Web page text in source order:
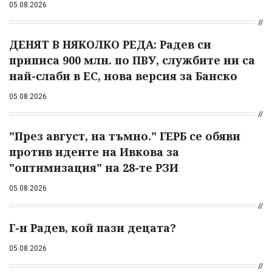
05.08.2026
ДЕНЯТ В НЯКОЛКО РЕДА: Радев си
приписа 900 млн. по ПВУ, службите ни са
най-слаби в ЕС, нова версия за Банско
05.08.2026
"През август, на тъмно." ГЕРБ се обяви
против идеите на Ивкова за
"оптимизация" на 28-те РЗИ
05.08.2026
Г-н Радев, кой пази децата?
05.08.2026